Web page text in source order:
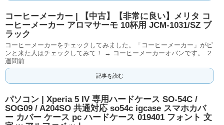
コーヒーメーカー | 【中古】【非常に良い】メリタ コ
ーヒーメーカー アロマサーモ 10杯用 JCM-1031/SZ ブ
ラック
コーヒーメーカーをチェックしてみました。「コーヒーメーカー」がピ
ンと来た人はチェックしてみて！ → コーヒーメーカーオバンです。 ２
週間前...
記事を読む
パソコン | Xperia 5 IV 専用ハードケース SO-54C /
SOG09 / A204SO 共通対応 so54c igcase スマホカバ
ー カバー ケース pc ハードケース 019401 フォント 文